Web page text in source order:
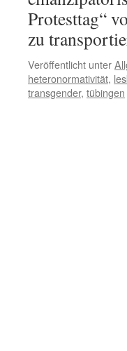
Protesttag“
zu
Veröffentlicht unter
heteronormativität,
transgender, tübingen